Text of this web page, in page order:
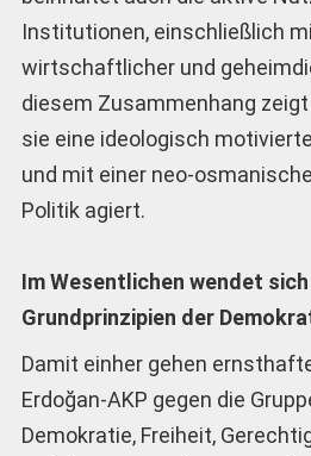
Institutionen, einschließlich
wirtschaftlicher und
diesem Zusammenhang
sie eine ideologisch
und mit einer neo-
Politik agiert.
Im Wesentlichen wendet
Grundprinzipien der
Damit einher gehen
Erdoğan-AKP gegen die
Demokratie, Freiheit,